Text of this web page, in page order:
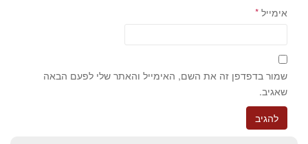
אימייל *
שמור בדפדפן זה את השם, האימייל והאתר שלי לפעם הבאה
שאגיב.